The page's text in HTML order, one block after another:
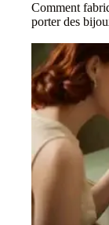
Comment
porter des